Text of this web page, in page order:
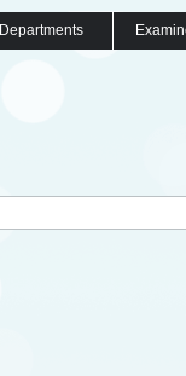
Departments